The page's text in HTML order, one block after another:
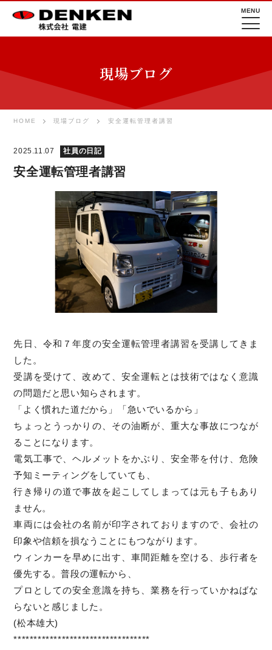
MENU
現場ブログ
HOME 現場ブログ 安全運転管理者講習
2025.11.07 社員の日記
安全運転管理者講習
先日、令和７年度の安全運転管理者講習を受講してきま
した。
受講を受けて、改めて、安全運転とは技術ではなく意識
の問題だと思い知らされます。
「よく慣れた道だから」「急いでいるから」
ちょっとうっかりの、その油断が、重大な事故につなが
ることになります。
電気工事で、ヘルメットをかぶり、安全帯を付け、危険
予知ミーティングをしていても、
行き帰りの道で事故を起こしてしまっては元も子もあり
ません。
車両には会社の名前が印字されておりますので、会社の
印象や信頼を損なうことにもつながります。
ウィンカーを早めに出す、車間距離を空ける、歩行者を
優先する。普段の運転から、
プロとしての安全意識を持ち、業務を行っていかねばな
らないと感じました。
(松本雄大)
**********************************